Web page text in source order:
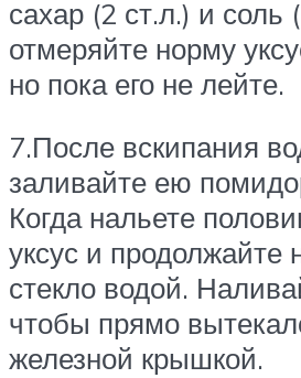
сахар (2 ст.л.) и соль
отмеряйте норму
но пока его не лейте.
7.После вскипания
заливайте ею
Когда нальете
уксус и продолжайте
стекло водой.
чтобы прямо
железной крышкой.